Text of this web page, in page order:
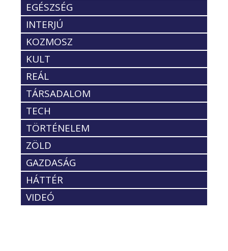
EGÉSZSÉG
INTERJÚ
KOZMOSZ
KULT
REÁL
TÁRSADALOM
TECH
TÖRTÉNELEM
ZÖLD
GAZDASÁG
HÁTTÉR
VIDEÓ